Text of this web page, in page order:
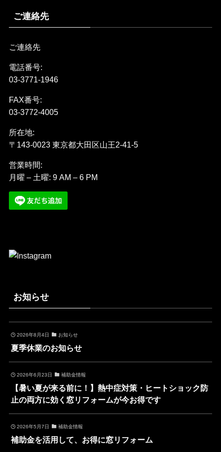
ご連絡先
ご連絡先
電話番号:
03-3771-1946
FAX番号:
03-3772-4005
所在地:
〒143-0023 東京都大田区山王2-41-5
営業時間:
月曜 – 土曜: 9 AM – 6 PM
お知らせ
2026年8月4日 お知らせ
夏季休業のお知らせ
2026年6月23日 補助金情報
【暑い夏が来る前に！】熱中症対策・ヒートショック防
止の両方に効く窓リフォームが今お得です
2026年5月7日 補助金情報
補助金を活用して、お得に窓リフォーム